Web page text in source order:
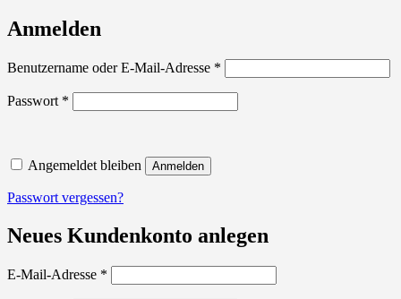
Anmelden
Benutzername oder E-Mail-Adresse *
Passwort *
Angemeldet bleiben Anmelden
Passwort vergessen?
Neues Kundenkonto anlegen
E-Mail-Adresse *